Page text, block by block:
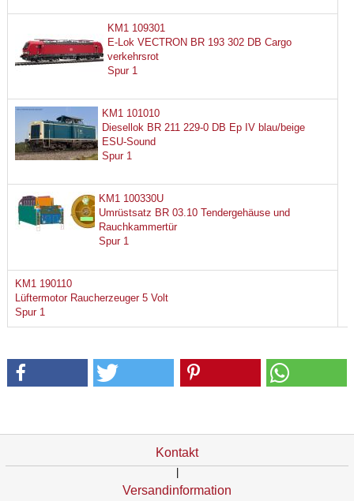
KM1 109301
E-Lok VECTRON BR 193 302 DB Cargo
verkehrsrot
Spur 1
KM1 101010
Diesellok BR 211 229-0 DB Ep IV blau/beige
ESU-Sound
Spur 1
KM1 100330U
Umrüstsatz BR 03.10 Tendergehäuse und
Rauchkammertür
Spur 1
KM1 190110
Lüftermotor Raucherzeuger 5 Volt
Spur 1
Kontakt
Versandinformation